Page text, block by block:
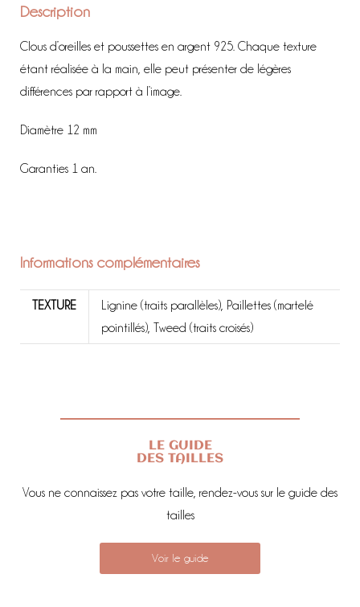
Description
Clous d’oreilles et poussettes en argent 925. Chaque texture
étant réalisée à la main, elle peut présenter de légères
différences par rapport à l’image.
Diamètre 12 mm
Garanties 1 an.
Informations complémentaires
TEXTURE
Lignine (traits parallèles), Paillettes (martelé
pointillés), Tweed (traits croisés)
LE GUIDE
DES TAILLES
Vous ne connaissez pas votre taille, rendez-vous sur le guide des
tailles
Voir le guide